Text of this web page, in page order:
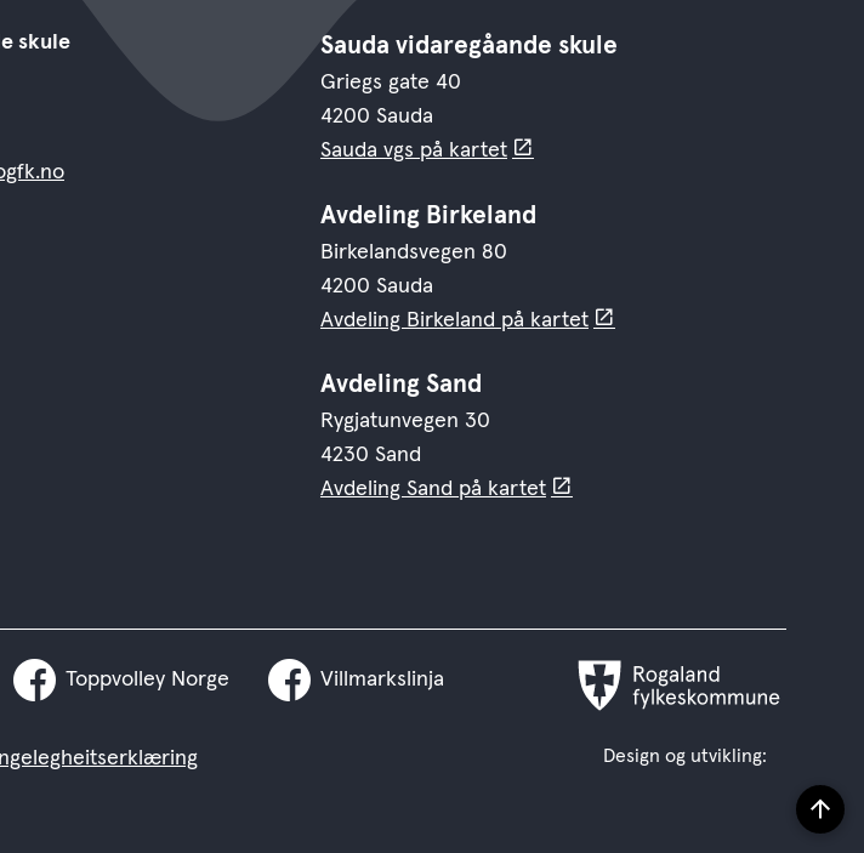
skule
Sauda vidaregåande skule
Griegs gate 40
4200 Sauda
Sauda vgs på kartet
Avdeling Birkeland
Birkelandsvegen 80
4200 Sauda
Avdeling Birkeland på kartet
Avdeling Sand
Rygjatunvegen 30
4230 Sand
Avdeling Sand på kartet
Toppvolley Norge
Villmarkslinja
Rogaland
Design og utvikling:
Til